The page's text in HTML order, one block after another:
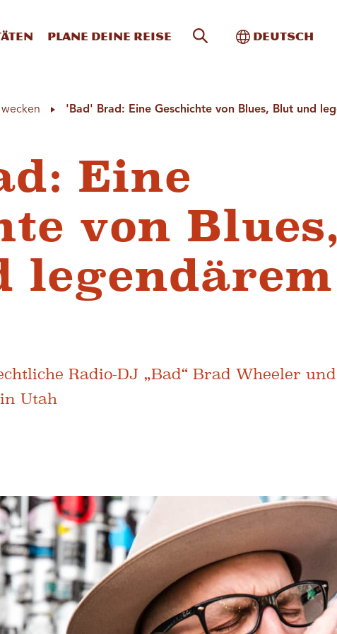
Plane deine Reise Website-Suche
Toggle
Deutsch
'Bad' Brad: Eine Geschichte von Blues, Blut und
Eine
von
legendärem
Radio-DJ „Bad“ Brad Wheeler
Utah